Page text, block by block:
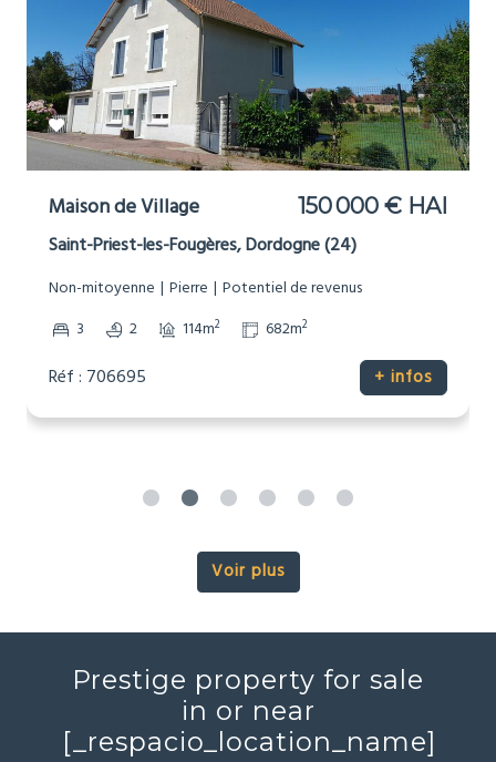
Maison de Village 150 000 € HAI
Saint-Priest-les-Fougères, Dordogne (24)
Non-mitoyenne Pierre
Potentiel de revenus
3
2 114m2 682m2
Réf : 706695 + infos
Voir plus
Prestige property for sale
in or near
[_respacio_location_name]